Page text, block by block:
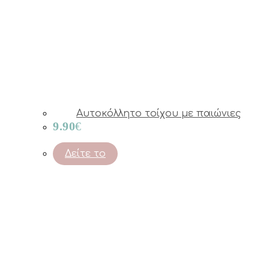
Αυτοκόλλητο τοίχου με παιώνιες
9.90€
Δείτε το